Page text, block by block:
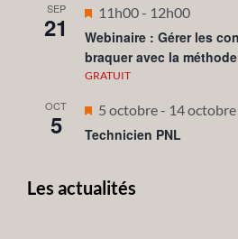
SEP
21
Mis
en
avant
11h00- 12h00
Webinaire : Gérer les
braquer avec la méthode
GRATUIT
OCT
5
Mis
en
5 octobre- 14 octobre
Technicien PNL
Les actualités